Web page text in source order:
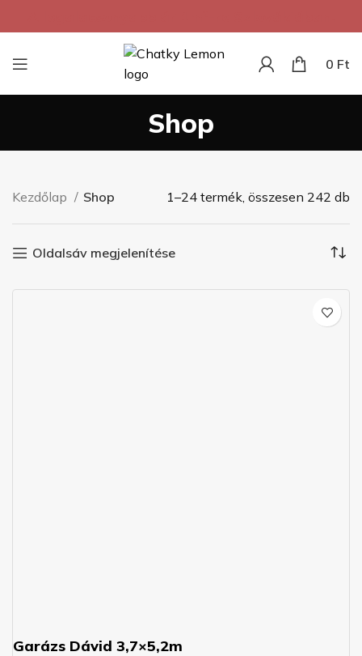
0 Ft
Shop
Kezdőlap Shop 1–24 termék, összesen 242 db
Oldalsáv megjelenítése
Garázs Dávid 3,7×5,2m